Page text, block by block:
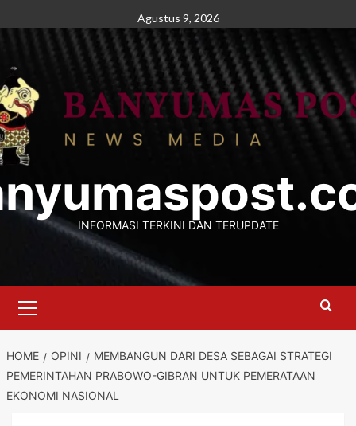
to
Agustus 9, 2026
INFORMASI TERKINI DAN TERUPDATE
Menu
HOME OPINI
MEMBANGUN DARI DESA SEBAGAI STRATEGI
PEMERINTAHAN PRABOWO-GIBRAN UNTUK PEMERATAAN
EKONOMI NASIONAL